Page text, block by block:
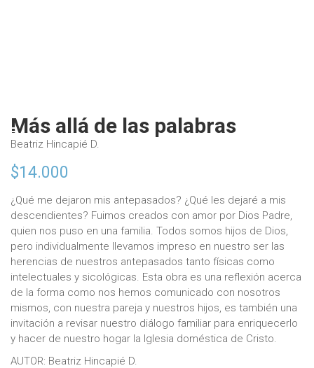
Más allá de las palabras
Beatriz Hincapié D.
$14.000
¿Qué me dejaron mis antepasados? ¿Qué les dejaré a mis
descendientes? Fuimos creados con amor por Dios Padre,
quien nos puso en una familia. Todos somos hijos de Dios,
pero individualmente llevamos impreso en nuestro ser las
herencias de nuestros antepasados tanto físicas como
intelectuales y sicológicas. Esta obra es una reflexión acerca
de la forma como nos hemos comunicado con nosotros
mismos, con nuestra pareja y nuestros hijos, es también una
invitación a revisar nuestro diálogo familiar para enriquecerlo
y hacer de nuestro hogar la Iglesia doméstica de Cristo.
AUTOR: Beatriz Hincapié D.